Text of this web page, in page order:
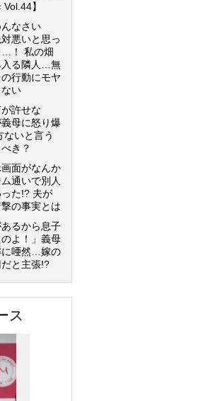
】
んなさい
悪いと思っ
…！ 私の畑
入る隣人…無
行動にモヤ
い
が許せな
母に怒り爆
ないと言う
き？
画面がなんか
通いで別人
た!? 夫が
の事実とは
あるから息子
よ！」義母
に唖然…嫁の
と主張!?
ス